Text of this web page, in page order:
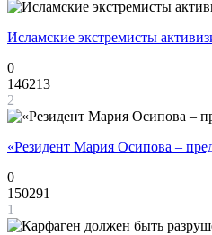
Исламские экстремисты
0
146213
2
«Резидент Мария Осипова –
0
150291
1